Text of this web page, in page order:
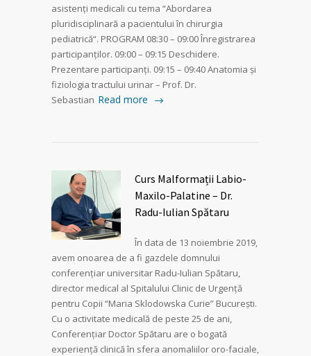
asistenți medicali cu tema “Abordarea
pluridisciplinară a pacientului în chirurgia
pediatrică“. PROGRAM 08:30 – 09:00 Înregistrarea
participanților. 09:00 – 09:15 Deschidere.
Prezentare participanți. 09:15 – 09:40 Anatomia și
fiziologia tractului urinar – Prof. Dr.
Sebastian Read more
Curs Malformații Labio-
Maxilo-Palatine – Dr.
Radu-Iulian Spătaru
În data de 13 noiembrie 2019,
avem onoarea de a fi gazdele domnului
conferențiar universitar Radu-Iulian Spătaru,
director medical al Spitalului Clinic de Urgență
pentru Copii “Maria Sklodowska Curie” București.
Cu o activitate medicală de peste 25 de ani,
Conferențiar Doctor Spătaru are o bogată
experiență clinică în sfera anomaliilor oro-faciale,